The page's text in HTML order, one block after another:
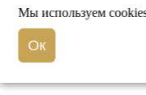
Мы используем
Ок